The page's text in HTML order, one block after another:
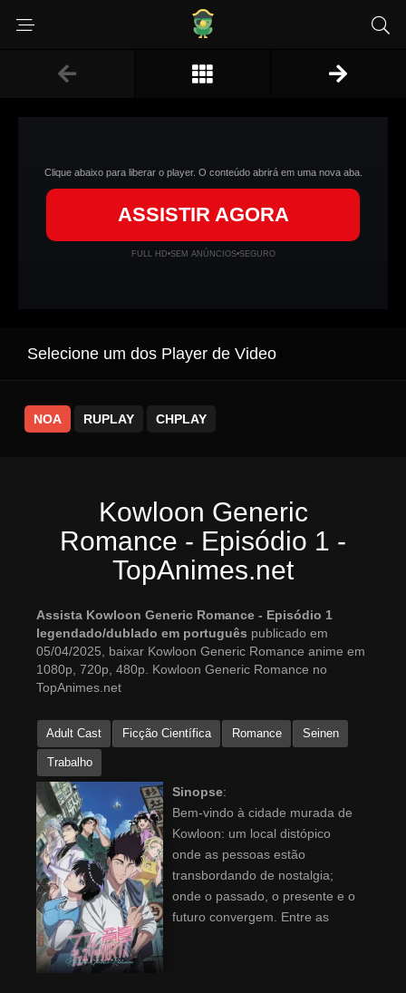
Clique abaixo para liberar o player. O conteúdo abrirá em uma nova aba.
ASSISTIR AGORA
FULL HD•SEM ANÚNCIOS•SEGURO
Selecione um dos Player de Video
NOA RUPLAY CHPLAY
Kowloon Generic
Romance - Episódio 1 -
TopAnimes.net
Assista Kowloon Generic Romance - Episódio 1
legendado/dublado em português publicado em
05/04/2025, baixar Kowloon Generic Romance anime em
1080p, 720p, 480p. Kowloon Generic Romance no
TopAnimes.net
Adult Cast Ficção Científica Romance Seinen
Trabalho
Sinopse:
Bem-vindo à cidade murada de
Kowloon: um local distópico
onde as pessoas estão
transbordando de nostalgia;
onde o passado, o presente e o
futuro convergem. Entre as